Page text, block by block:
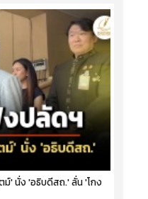
ม์' นั่ง 'อธิบดีสถ.' ลั่น 'โกง